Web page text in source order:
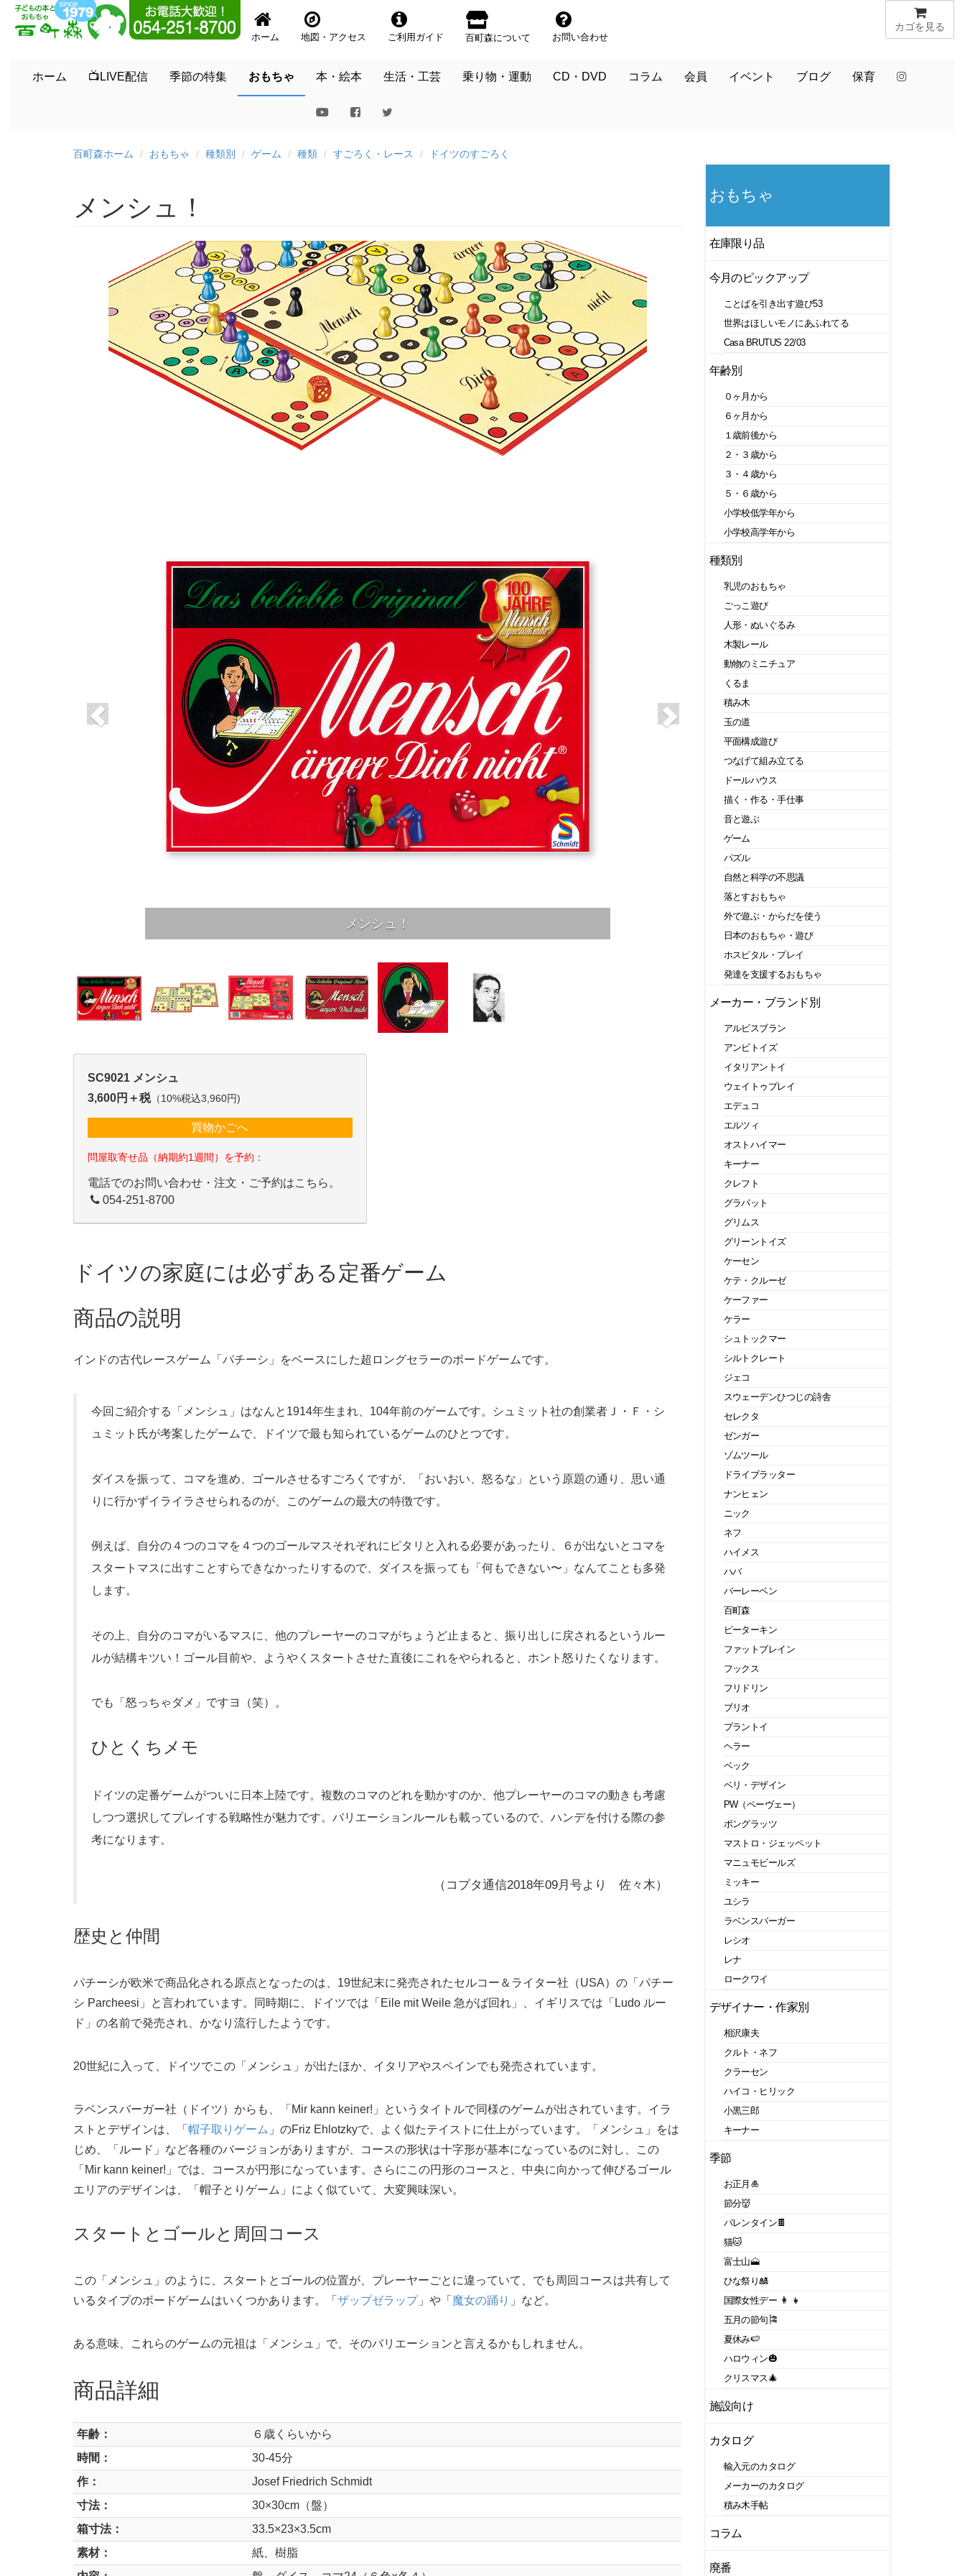
カゴを見る
ホーム 地図・アクセス ご利用ガイド 百町森について お問い合わせ
ホーム 📺LIVE配信 季節の特集 おもちゃ 本・絵本 生活・工芸 乗り物・運動 CD・DVD コラム 会員 イベント ブログ 保育
百町森ホーム おもちゃ 種類別 ゲーム 種類 すごろく・レース ドイツのすごろく
メンシュ！
メンシュ！
SC9021 メンシュ
3,600円＋税（10%税込3,960円)
買物かごへ
問屋取寄せ品（納期約1週間）を予約：
電話でのお問い合わせ・注文・ご予約はこちら。
054-251-8700
ドイツの家庭には必ずある定番ゲーム
商品の説明
インドの古代レースゲーム「パチーシ」をベースにした超ロングセラーのボードゲームです。
今回ご紹介する「メンシュ」はなんと1914年生まれ、104年前のゲームです。シュミット社の創業者Ｊ・Ｆ・シ
ュミット氏が考案したゲームで、ドイツで最も知られているゲームのひとつです。
ダイスを振って、コマを進め、ゴールさせるすごろくですが、「おいおい、怒るな」という原題の通り、思い通
りに行かずイライラさせられるのが、このゲームの最大の特徴です。
例えば、自分の４つのコマを４つのゴールマスそれぞれにピタリと入れる必要があったり、６が出ないとコマを
スタートマスに出すことすらできなかったりするので、ダイスを振っても「何もできない〜」なんてことも多発
します。
その上、自分のコマがいるマスに、他のプレーヤーのコマがちょうど止まると、振り出しに戻されるというルー
ルが結構キツい！ゴール目前や、ようやくスタートさせた直後にこれをやられると、ホント怒りたくなります。
でも「怒っちゃダメ」ですヨ（笑）。
ひとくちメモ
ドイツの定番ゲームがついに日本上陸です。複数のコマのどれを動かすのか、他プレーヤーのコマの動きも考慮
しつつ選択してプレイする戦略性が魅力です。バリエーションルールも載っているので、ハンデを付ける際の参
考になります。
（コプタ通信2018年09月号より 佐々木）
歴史と仲間
パチーシが欧米で商品化される原点となったのは、19世紀末に発売されたセルコー＆ライター社（USA）の「パチー
シ Parcheesi」と言われています。同時期に、ドイツでは「Eile mit Weile 急がば回れ」、イギリスでは「Ludo ルー
ド」の名前で発売され、かなり流行したようです。
20世紀に入って、ドイツでこの「メンシュ」が出たほか、イタリアやスペインでも発売されています。
ラベンスバーガー社（ドイツ）からも、「Mir kann keiner!」というタイトルで同様のゲームが出されています。イラ
ストとデザインは、「 帽子取りゲーム 」のFriz Ehlotzkyで、よく似たテイストに仕上がっています。「メンシュ」をは
じめ、「ルード」など各種のバージョンがありますが、コースの形状は十字形が基本になっているのに対し、この
「Mir kann keiner!」では、コースが円形になっています。さらにこの円形のコースと、中央に向かって伸びるゴール
エリアのデザインは、「帽子とりゲーム」によく似ていて、大変興味深い。
スタートとゴールと周回コース
この「メンシュ」のように、スタートとゴールの位置が、プレーヤーごとに違っていて、でも周回コースは共有して
いるタイプのボードゲームはいくつかあります。「 ザップゼラップ」や「 魔女の踊り 」など。
ある意味、これらのゲームの元祖は「メンシュ」で、そのバリエーションと言えるかもしれません。
商品詳細
年齢：
６歳くらいから
時間：
30-45分
作：
Josef Friedrich Schmidt
寸法：
30×30cm（盤）
箱寸法：
33.5×23×3.5cm
素材：
紙、樹脂
おもちゃ
在庫限り品
今月のピックアップ
ことばを引き出す遊び53
世界はほしいモノにあふれてる
Casa BRUTUS 22/03
年齢別
０ヶ月から
６ヶ月から
１歳前後から
２・３歳から
３・４歳から
５・６歳から
小学校低学年から
小学校高学年から
種類別
乳児のおもちゃ
ごっこ遊び
人形・ぬいぐるみ
木製レール
動物のミニチュア
くるま
積み木
玉の道
平面構成遊び
つなげて組み立てる
ドールハウス
描く・作る・手仕事
音と遊ぶ
ゲーム
パズル
自然と科学の不思議
落とすおもちゃ
外で遊ぶ・からだを使う
日本のおもちゃ・遊び
ホスピタル・プレイ
発達を支援するおもちゃ
メーカー・ブランド別
アルビスブラン
アンビトイズ
イタリアントイ
ウェイトゥプレイ
エデュコ
エルツィ
オストハイマー
キーナー
クレフト
グラパット
グリムス
グリーントイズ
ケーセン
ケテ・クルーゼ
ケーファー
ケラー
シュトックマー
シルトクレート
ジェコ
スウェーデンひつじの詩舎
セレクタ
ゼンガー
ゾムツール
ドライブラッター
ナンヒェン
ニック
ネフ
ハイメス
ハバ
バーレーベン
百町森
ピーターキン
ファットブレイン
フックス
フリドリン
ブリオ
プラントイ
ヘラー
ベック
ベリ・デザイン
PW（ペーヴェー）
ポングラッツ
マストロ・ジェッペット
マニュモビールズ
ミッキー
ユシラ
ラベンスバーガー
レシオ
レナ
ロークワイ
デザイナー・作家別
相沢康夫
クルト・ネフ
クラーセン
ハイコ・ヒリック
小黒三郎
キーナー
季節
お正月🎍
節分👹
バレンタイン🍫
猫🐱
富士山🗻
ひな祭り🎎
国際女性デー 👩 👧
五月の節句🎏
夏休み🍉
ハロウィン🎃
クリスマス🎄
施設向け
カタログ
輸入元のカタログ
メーカーのカタログ
積み木手帖
コラム
廃番